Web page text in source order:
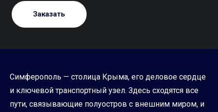
Заказать
Симферополь — столица Крыма, его деловое сердце
и ключевой транспортный узел. Здесь сходятся все
пути, связывающие полуостров с внешним миром, и